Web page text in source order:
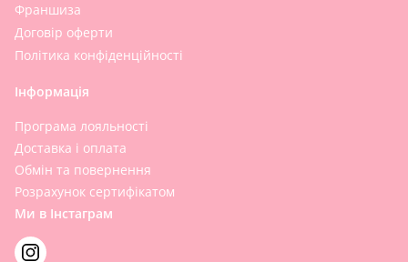
Франшиза
Договір оферти
Політика конфіденційності
Інформація
Програма лояльності
Доставка і оплата
Обмін та повернення
Розрахунок сертифікатом
Ми в Інстаграм